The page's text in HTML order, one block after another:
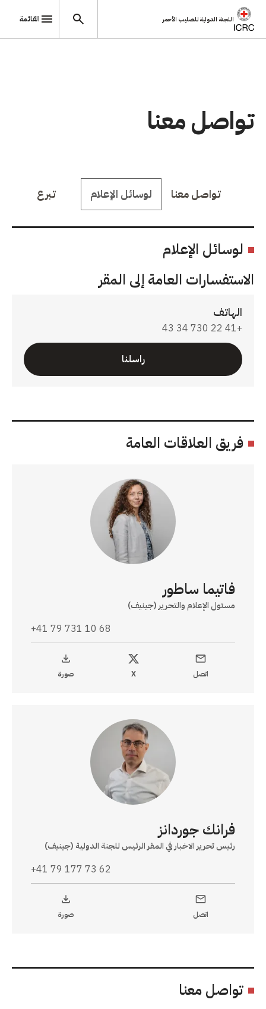
اللجنة الدولية للصليب الأحمر القائمة
تواصل معنا
تواصل معنا لوسائل الإعلام تبرع
لوسائل الإعلام
الاستفسارات العامة إلى المقر
الهاتف
+41 22 730 34 43
راسلنا
فريق العلاقات العامة
فاتيما ساطور
مسئول الإعلام والتحرير (جينيف)
+41 79 731 10 68
اتصل X صورة
فرانك جوردانز
رئيس تحرير الاخبار في المقر الرئيس للجنة الدولية (جينيف)
+41 79 177 73 62
اتصل صورة
تواصل معنا